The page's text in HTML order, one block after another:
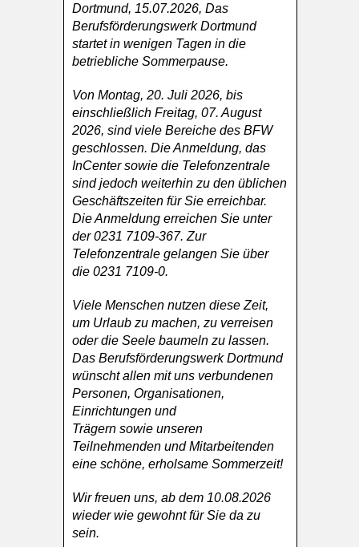
Dortmund, 15.07.2026, Das
Berufsförderungswerk Dortmund
startet in wenigen Tagen in die
betriebliche Sommerpause.
Von Montag, 20. Juli 2026, bis
einschließlich Freitag, 07. August
2026, sind viele Bereiche des BFW
geschlossen. Die Anmeldung, das
InCenter sowie die Telefonzentrale
sind jedoch weiterhin zu den üblichen
Geschäftszeiten für Sie erreichbar.
Die Anmeldung erreichen Sie unter
der 0231 7109-367. Zur
Telefonzentrale gelangen Sie über
die 0231 7109-0.
Viele Menschen nutzen diese Zeit,
um Urlaub zu machen, zu verreisen
oder die Seele baumeln zu lassen.
Das Berufsförderungswerk Dortmund
wünscht allen mit uns verbundenen
Personen, Organisationen,
Einrichtungen und
Trägern sowie unseren
Teilnehmenden und Mitarbeitenden
eine schöne, erholsame Sommerzeit!
Wir freuen uns, ab dem 10.08.2026
wieder wie gewohnt für Sie da zu
sein.